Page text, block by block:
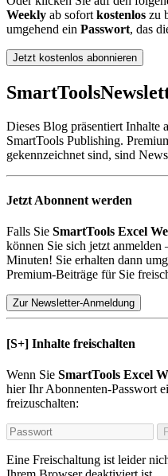
Weekly ab sofort kostenlos zu
umgehend ein Passwort, das
Jetzt kostenlos abonnieren
SmartTools
Dieses Blog präsentiert Inhalte
SmartTools Publishing.
gekennzeichnet sind, sind
Jetzt Abonnent werden
Falls Sie SmartTools Excel
können Sie sich jetzt anmelden
Minuten! Sie erhalten dann
Premium-Beiträge für Sie
Zur Newsletter-Anmeldung
[S+] Inhalte freischalten
Wenn Sie SmartTools Excel
hier Ihr Abonnenten-Passwort
freizuschalten:
Eine Freischaltung ist leider